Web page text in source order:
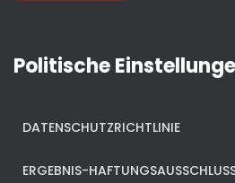
Politische
DATENSCHUTZRICHTLINIE
ERGEBNIS-